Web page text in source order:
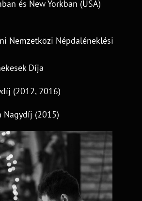
és New Yorkban (USA)
Nemzetközi Népdaléneklési
Díja
(2012, 2016)
Nagydíj (2015)